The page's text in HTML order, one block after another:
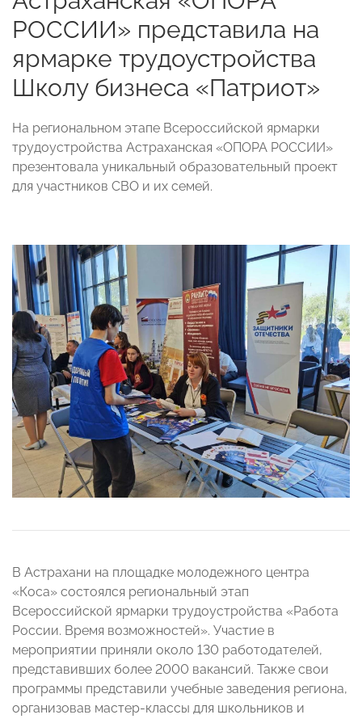
РОССИИ» представила на
ярмарке трудоустройства
Школу бизнеса «Патриот»
На региональном этапе Всероссийской ярмарки
трудоустройства Астраханская «ОПОРА РОССИИ»
презентовала уникальный образовательный проект
для участников СВО и их семей.
В Астрахани на площадке молодежного центра
«Коса» состоялся региональный этап
Всероссийской ярмарки трудоустройства «Работа
России. Время возможностей». Участие в
мероприятии приняли около 130 работодателей,
представивших более 2000 вакансий. Также свои
программы представили учебные заведения региона,
организовав мастер-классы для школьников и